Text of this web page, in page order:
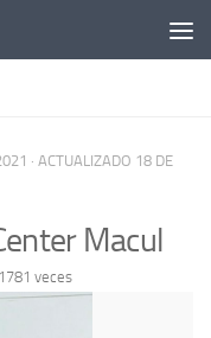
· ACTUALIZADO 18 DE
Macul
veces